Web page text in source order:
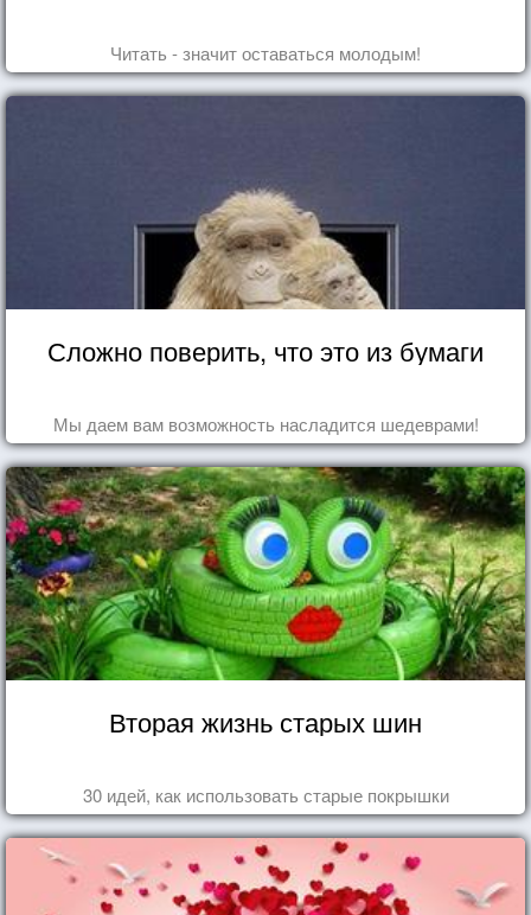
Читать - значит оставаться молодым!
Сложно поверить, что это из бумаги
Мы даем вам возможность насладится шедеврами!
Вторая жизнь старых шин
30 идей, как использовать старые покрышки